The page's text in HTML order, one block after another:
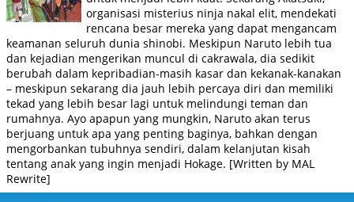
organisasi misterius ninja nakal elit, mendekati
rencana besar mereka yang dapat mengancam
keamanan seluruh dunia shinobi. Meskipun Naruto lebih tua
dan kejadian mengerikan muncul di cakrawala, dia sedikit
berubah dalam kepribadian-masih kasar dan kekanak-kanakan
– meskipun sekarang dia jauh lebih percaya diri dan memiliki
tekad yang lebih besar lagi untuk melindungi teman dan
rumahnya. Ayo apapun yang mungkin, Naruto akan terus
berjuang untuk apa yang penting baginya, bahkan dengan
mengorbankan tubuhnya sendiri, dalam kelanjutan kisah
tentang anak yang ingin menjadi Hokage. [Written by MAL
Rewrite]